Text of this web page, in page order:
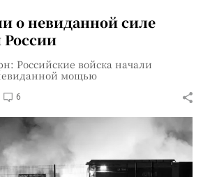
о невиданной силе
России
Российские войска начали
мощью
6